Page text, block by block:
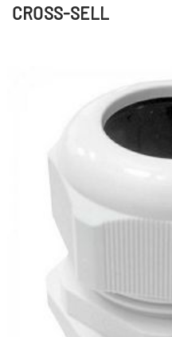
CROSS-SELL